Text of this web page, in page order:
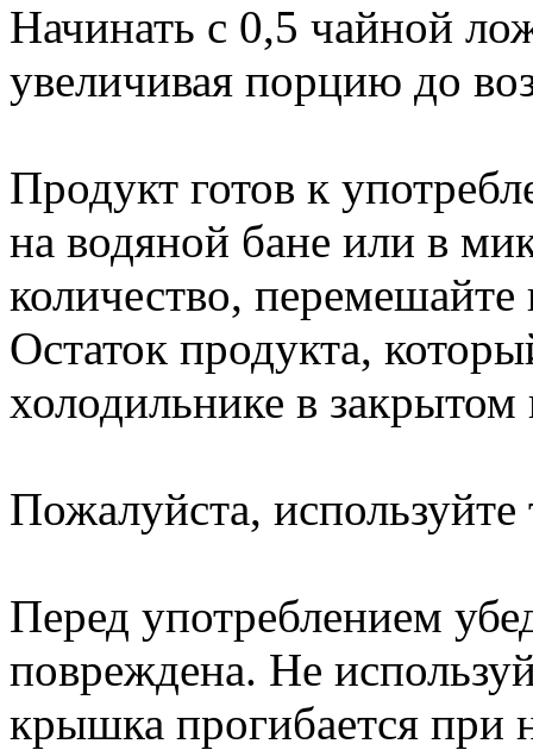
Начинать с 0,5 чайной
увеличивая порцию до
Продукт готов к
на водяной бане или в
количество, перемешайте
Остаток продукта,
холодильнике в закрытом
Пожалуйста,
Перед употреблением
повреждена. Не
крышка прогибается при